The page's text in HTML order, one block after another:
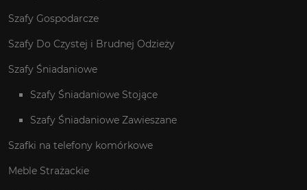
Szafy Gospodarcze
Szafy Do Czystej i Brudnej Odzieży
Szafy Śniadaniowe
Szafy Śniadaniowe Stojące
Szafy Śniadaniowe Zawieszane
Szafki na telefony komórkowe
Meble Strażackie